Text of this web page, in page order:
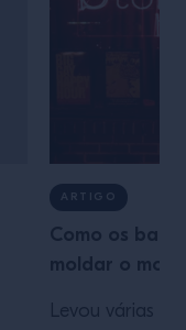
ARTIGO
Como os
moldar o
Levou várias